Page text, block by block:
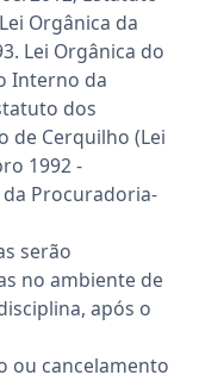
Orgânica da
Lei Orgânica do
Interno da
dos
de Cerquilho (Lei
1992 -
Procuradoria-
serão
no ambiente de
após o
ou cancelamento